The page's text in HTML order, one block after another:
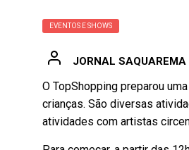
EVENTOS E SHOWS
JORNAL SAQUAREMA
O TopShopping preparou
crianças. São diversas
atividades com artistas